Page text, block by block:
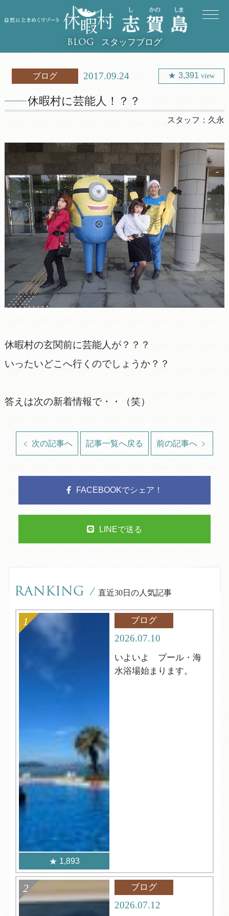
BLOG スタッフブログ
ブログ 2017.09.24 3,391view
休暇村に芸能人！？？
スタッフ： 久永
休暇村の玄関前に芸能人が？？？
いったいどこへ行くのでしょうか？？
答えは次の新着情報で・・（笑）
次の記事へ 記事一覧へ戻る 前の記事へ
FACEBOOKでシェア！
LINEで送る
RANKING / 直近30日の人気記事
1,893
ブログ
2026.07.10
いよいよ プール・海
水浴場始まります。
ブログ
2026.07.12